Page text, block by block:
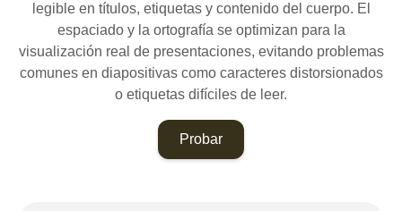
legible en títulos, etiquetas y contenido del cuerpo. El
espaciado y la ortografía se optimizan para la
visualización real de presentaciones, evitando problemas
comunes en diapositivas como caracteres distorsionados
o etiquetas difíciles de leer.
Probar